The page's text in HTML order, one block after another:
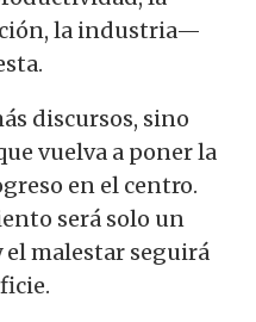
la industria—
discursos, sino
vuelva a poner la
en el centro.
será solo un
malestar seguirá